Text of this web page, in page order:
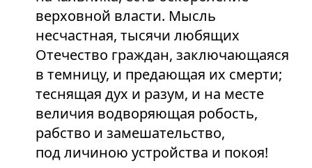
верховной власти. Мысль
несчастная, тысячи любящих
Отечество граждан, заключающаяся
в темницу, и предающая их смерти;
теснящая дух и разум, и на месте
величия водворяющая робость,
рабство и замешательство,
под личиною устройства и покоя!